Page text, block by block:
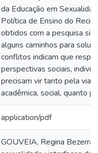
da Educação em
Política de Ensino do
obtidos com a pesquisa
alguns caminhos para
conflitos indicam que
perspectivas sociais,
precisam vir tanto pela via
acadêmica, social, quanto
application/pdf
GOUVEIA, Regina Bezerra